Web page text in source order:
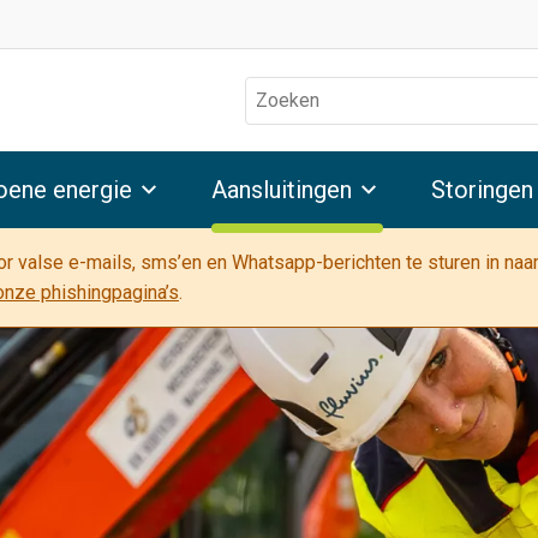
Zoeken
energie Aansluitingen
e-mails, sms’en en Whatsapp-berichten te sturen in
phishingpagina’s.